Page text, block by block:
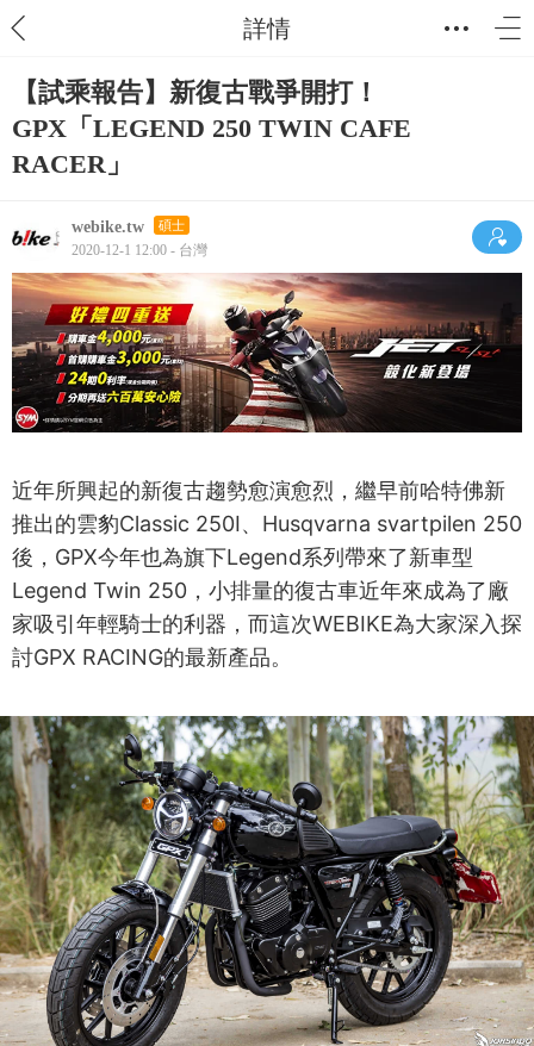
詳情
【試乘報告】新復古戰爭開打！
GPX「LEGEND 250 TWIN CAFE
RACER」
webike.tw 碩士
2020-12-1 12:00 - 台灣
近年所興起的新復古趨勢愈演愈烈，繼早前哈特佛新
推出的雲豹Classic 250I、Husqvarna svartpilen 250
後，GPX今年也為旗下Legend系列帶來了新車型
Legend Twin 250，小排量的復古車近年來成為了廠
家吸引年輕騎士的利器，而這次WEBIKE為大家深入探
討GPX RACING的最新產品。